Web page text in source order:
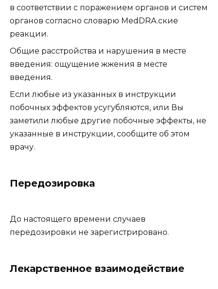
в соответствии с поражением органов и систем
органов согласно словарю MedDRA.ские
реакции.
Общие расстройства и нарушения в месте
введения: ощущение жжения в месте
введения.
Если любые из указанных в инструкции
побочных эффектов усугубляются, или Вы
заметили любые другие побочные эффекты, не
указанные в инструкции, сообщите об этом
врачу.
Передозировка
До настоящего времени случаев
передозировки не зарегистрировано.
Лекарственное взаимодействие